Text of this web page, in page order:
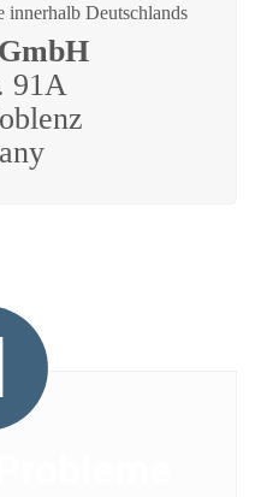
innerhalb Deutschlands
91A